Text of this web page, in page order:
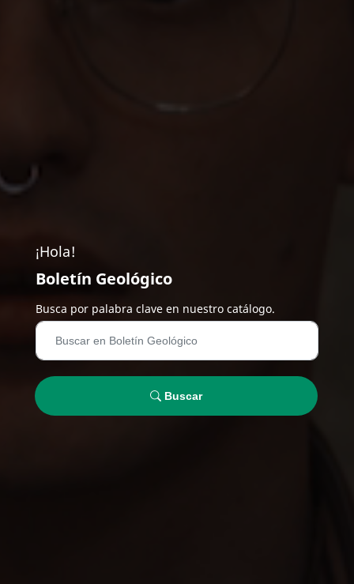
¡Hola!
Boletín Geológico
Busca por palabra clave en nuestro catálogo.
Buscar